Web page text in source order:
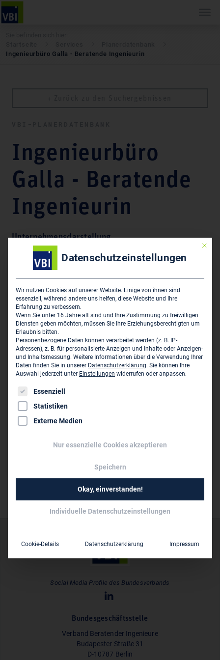
Ingenieurbüro Galla - Beratende Ingenieurin
Ingenieurbüro
Galla - Beratende
Ingenieurin
Unternehmensdarstellung
und Straßenbau im kommunalen Bereich
Hauptsitz des Unternehmens
Ingenieurbüro Galla - Beratende Ingenieurin
Lange Straße 50
D-21640 Horneburg
04163 81 68 0
www.ing-galla.de
Persönliche Vertreter im VBI:
Social Media Profile des Bundesverbands
Bundesgeschäftsstelle
Verband Beratender Ingenieure
Budapester Straße 31
D-10787 Berlin
Mit
Datenschutzeinstellungen
Wir nutzen Cookies auf unserer Website. Einige von ihnen sind
essenziell, während andere uns helfen, diese Website und Ihre
Erfahrung zu verbessern.
Wenn Sie unter 16 Jahre alt sind und Ihre Zustimmung zu freiwilligen
Diensten geben möchten, müssen Sie Ihre Erziehungsberechtigten um
Erlaubnis bitten.
Personenbezogene Daten können verarbeitet werden (z. B. IP-
Adressen), z. B. für personalisierte Anzeigen und Inhalte oder Anzeigen-
und Inhaltsmessung. Weitere Informationen über die Verwendung Ihrer
Daten finden Sie in unserer Datenschutzerklärung. Sie können Ihre
Auswahl jederzeit unter Einstellungen widerrufen oder anpassen.
Es folgt eine Liste der Service-Gruppen, für die eine
Essenziell
Statistiken
Externe Medien
Nur essenzielle Cookies akzeptieren
Speichern
Okay, einverstanden!
Individuelle Datenschutzeinstellungen
Cookie-Details Datenschutzerklärung Impressum